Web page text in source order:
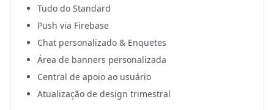
Tudo do Standard
Push via Firebase
Chat personalizado & Enquetes
Área de banners personalizada
Central de apoio ao usuário
Atualização de design trimestral